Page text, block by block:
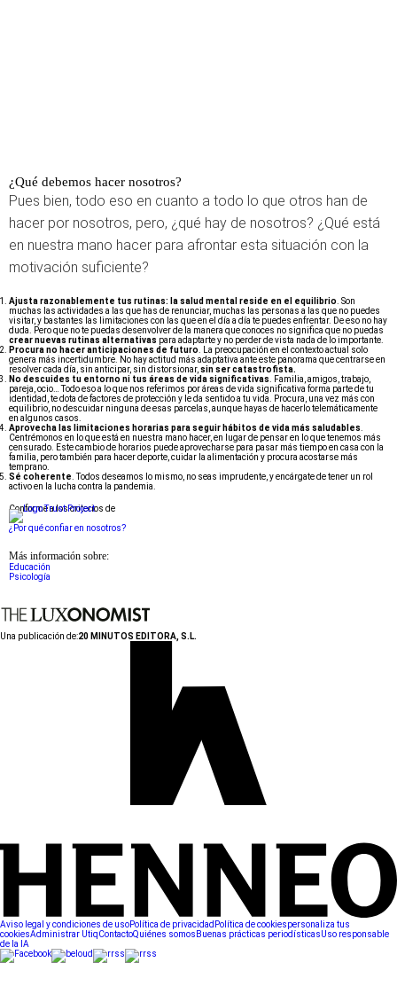
¿Qué debemos hacer nosotros?
Pues bien, todo eso en cuanto a todo lo que otros han de
hacer por nosotros, pero, ¿qué hay de nosotros? ¿Qué está
en nuestra mano hacer para afrontar esta situación con la
motivación suficiente?
Ajusta razonablemente tus rutinas: la salud mental reside en el equilibrio . Son
muchas las actividades a las que has de renunciar, muchas las personas a las que no puedes
visitar, y bastantes las limitaciones con las que en el día a día te puedes enfrentar. De eso no hay
duda. Pero que no te puedas desenvolver de la manera que conoces no significa que no puedas
crear nuevas rutinas alternativas para adaptarte y no perder de vista nada de lo importante.
Procura no hacer anticipaciones de futuro . La preocupación en el contexto actual solo
genera más incertidumbre. No hay actitud más adaptativa ante este panorama que centrarse en
resolver cada día, sin anticipar, sin distorsionar, sin ser catastrofista.
No descuides tu entorno ni tus áreas de vida significativas . Familia, amigos, trabajo,
pareja, ocio… Todo eso a lo que nos referimos por áreas de vida significativa forma parte de tu
identidad, te dota de factores de protección y le da sentido a tu vida. Procura, una vez más con
equilibrio, no descuidar ninguna de esas parcelas, aunque hayas de hacerlo telemáticamente
en algunos casos.
Aprovecha las limitaciones horarias para seguir hábitos de vida más saludables
Centrémonos en lo que está en nuestra mano hacer, en lugar de pensar en lo que tenemos más
censurado. Este cambio de horarios puede aprovecharse para pasar más tiempo en casa con la
familia, pero también para hacer deporte, cuidar la alimentación y procura acostarse más
temprano.
Sé coherente . Todos deseamos lo mismo, no seas imprudente, y encárgate de tener un rol
activo en la lucha contra la pandemia.
Conforme a los criterios de
¿Por qué confiar en nosotros?
Más información sobre:
Educación
Psicología
Una publicación de:20 MINUTOS EDITORA, S.L.
Aviso legal y condiciones de usoPolítica de privacidad Política de cookiespersonaliza tus
cookiesAdministrar UtiqContactoQuiénes somos Buenas prácticas periodísticasUso responsable
de la IA